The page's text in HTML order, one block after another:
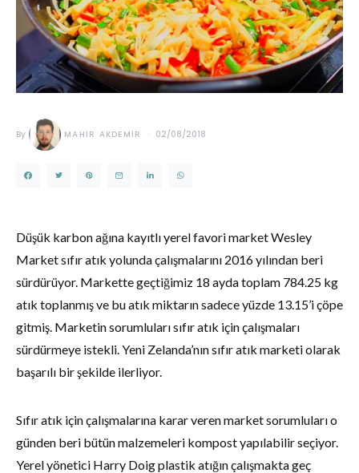
By MAHIR AKDEMIR 02/08/2018
Düşük karbon ağına kayıtlı yerel favori market Wesley
Market sıfır atık yolunda çalışmalarını 2016 yılından beri
sürdürüyor. Markette geçtiğimiz 18 ayda toplam 784.25 kg
atık toplanmış ve bu atık miktarın sadece yüzde 13.15’i çöpe
gitmiş. Marketin sorumluları sıfır atık için çalışmaları
sürdürmeye istekli. Yeni Zelanda’nın sıfır atık marketi olarak
başarılı bir şekilde ilerliyor.
Sıfır atık için çalışmalarına karar veren market sorumluları o
günden beri bütün malzemeleri kompost yapılabilir seçiyor.
Yerel yönetici Harry Doig plastik atığın çalışmakta geç